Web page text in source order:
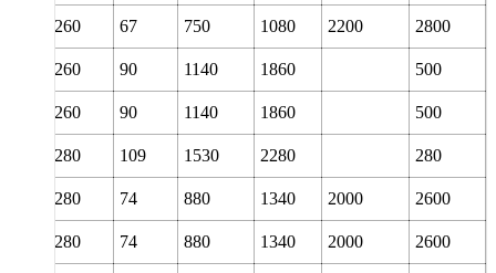
260 67 750 1080 2200 2800
260 90 1140 1860 500
260 90 1140 1860 500
280 109 1530 2280 280
280 74 880 1340 2000 2600
280 74 880 1340 2000 2600